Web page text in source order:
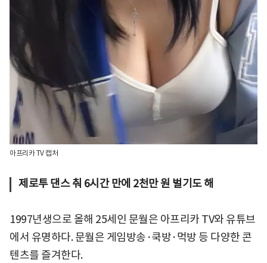
아프리카 TV 캡처
제로투 댄스 춰 6시간 만에 2천만 원 벌기도 해
1997년생으로 올해 25세인 문월은 아프리카 TV와 유튜브
에서 유명하다. 문월은 게임방송·쿡방·먹방 등 다양한 콘
텐츠를 즐겨한다.